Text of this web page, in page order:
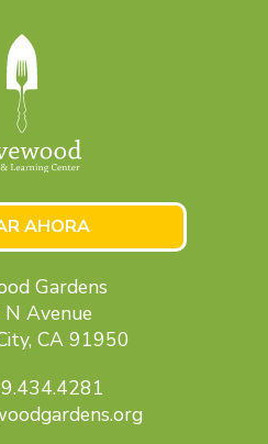
AHORA
Gardens
Avenue
CA 91950